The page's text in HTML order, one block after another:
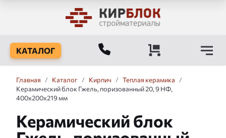
КАТАЛОГ
Главная / Каталог / Кирпич / Теплая керамика
/
Керамический блок Гжель, поризованный 20, 9 НФ,
400x200x219 мм
Керамический блок